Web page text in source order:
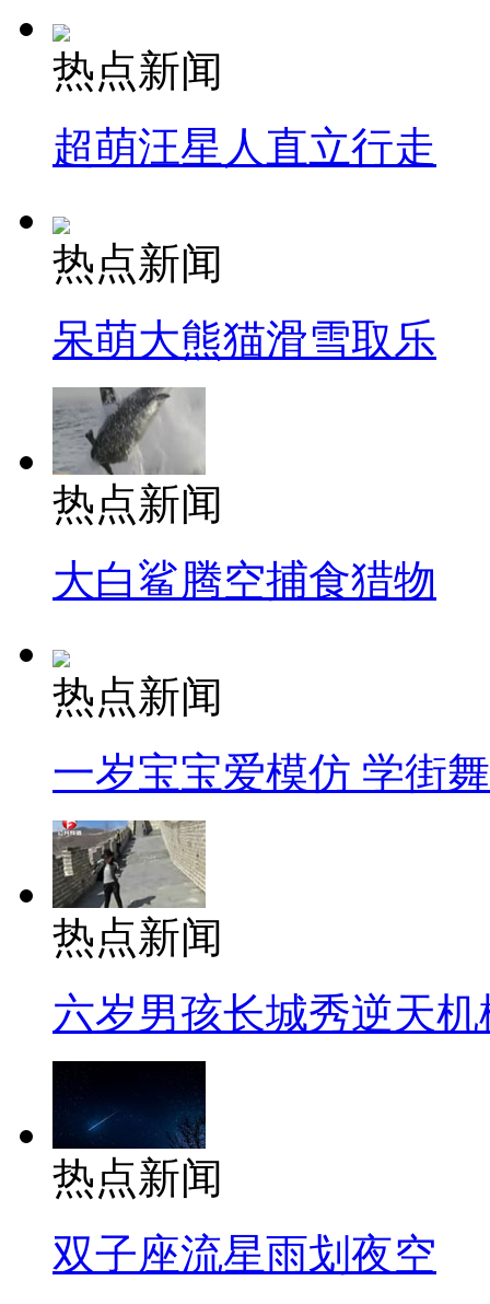
热点新闻
超萌汪星人直立行走
热点新闻
呆萌大熊猫滑雪取乐
热点新闻
大白鲨腾空捕食猎物
热点新闻
一岁宝宝爱模仿 学街
热点新闻
六岁男孩长城秀逆天机
热点新闻
双子座流星雨划夜空